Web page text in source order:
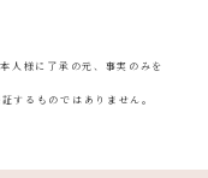
人様に了承の元、事実のみを
するものではありません。